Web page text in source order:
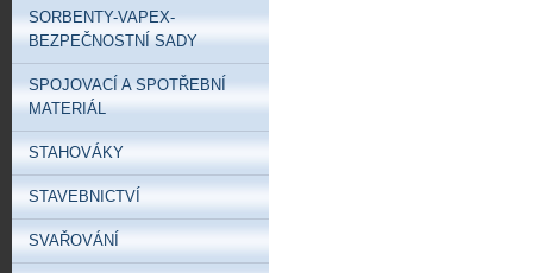
SORBENTY-VAPEX-
BEZPEČNOSTNÍ SADY
SPOJOVACÍ A SPOTŘEBNÍ
MATERIÁL
STAHOVÁKY
STAVEBNICTVÍ
SVAŘOVÁNÍ